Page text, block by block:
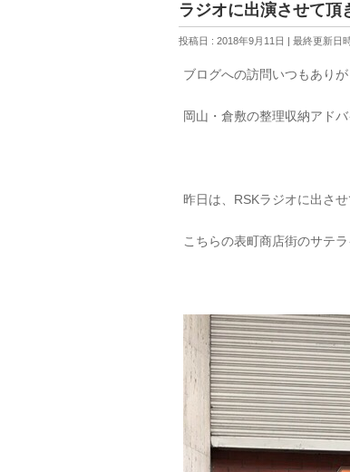
ラジオに出演させて頂
投稿日 : 2018年9月11日 最終更新日
ブログへの訪問いつもありが
岡山・倉敷の整理収納アド
昨日は、RSKラジオに出させ
こちらの表町商店街のサテ